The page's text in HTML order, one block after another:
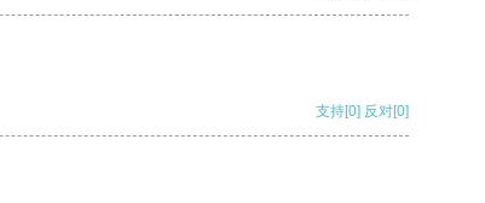
支持[0] 反对[0]